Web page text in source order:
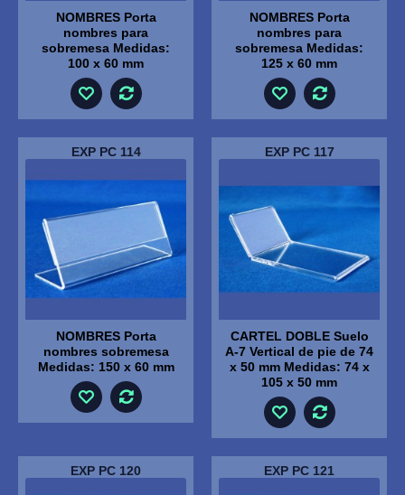
NOMBRES Porta
nombres para
sobremesa Medidas:
100 x 60 mm
NOMBRES Porta
nombres para
sobremesa Medidas:
125 x 60 mm
EXP PC 114
NOMBRES Porta
nombres sobremesa
Medidas: 150 x 60 mm
EXP PC 117
CARTEL DOBLE Suelo
A-7 Vertical de pie de 74
x 50 mm Medidas: 74 x
105 x 50 mm
EXP PC 120 EXP PC 121